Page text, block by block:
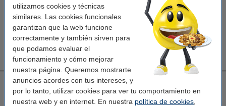
utilizamos cookies y técnicas
similares. Las cookies funcionales
garantizan que la web funcione
correctamente y también sirven para
que podamos evaluar el
funcionamiento y cómo mejorar
nuestra página. Queremos mostrarte
anuncios acordes con tus intereses, y
por lo tanto, utilizar cookies para ver tu comportamiento en
nuestra web y en internet. En nuestra política de cookies
En stock
¡Recíbelo en 24 horas!
4,95 € Comprar
123tinta Cable de red Cat7 S/FTP gris (2 metros)
123tinta cable de red Cat7 gris humo